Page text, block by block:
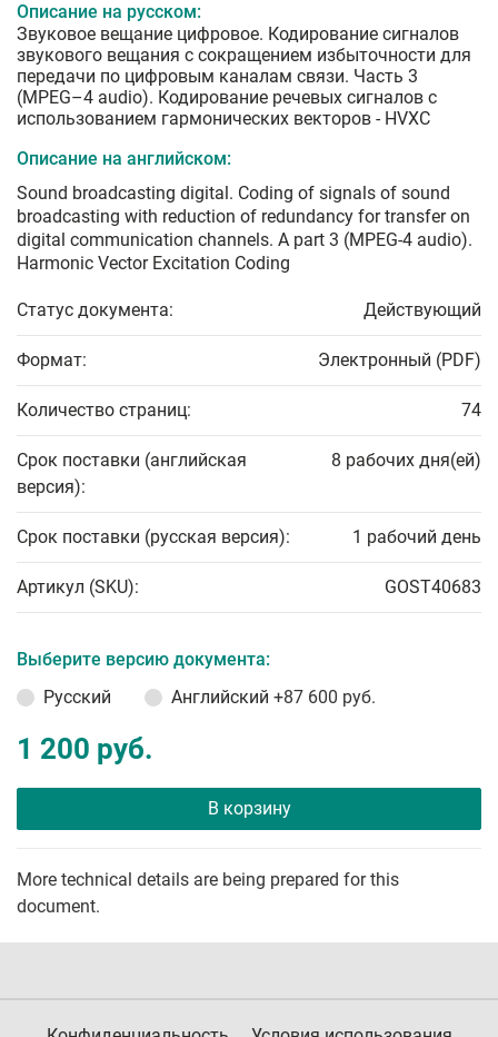
Описание на русском:
Звуковое вещание цифровое. Кодирование сигналов
звукового вещания с сокращением избыточности для
передачи по цифровым каналам связи. Часть 3
(MPEG–4 audio). Кодирование речевых сигналов с
использованием гармонических векторов - HVXC
Описание на английском:
Sound broadcasting digital. Coding of signals of sound
broadcasting with reduction of redundancy for transfer on
digital communication channels. A part 3 (MPEG-4 audio).
Harmonic Vector Excitation Coding
Статус документа: Действующий
Формат: Электронный (PDF)
Количество страниц: 74
Срок поставки (английская
версия):
8 рабочих дня(ей)
Срок поставки (русская версия): 1 рабочий день
Артикул (SKU): GOST40683
Выберите версию документа:
Русский
Английский +87 600 руб.
1 200 руб.
В корзину
More technical details are being prepared for this
document.